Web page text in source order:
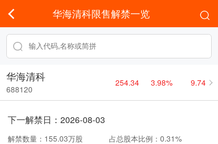
华海清科限售解禁一览
华海清科
688120
254.34 3.98% 9.74
下一解禁日： 2026-08-03
解禁数量： 155.03万股 占总股本比例： 0.31%